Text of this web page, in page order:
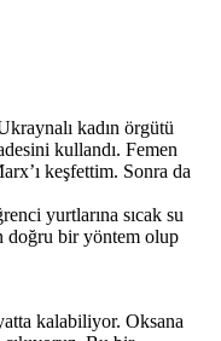
kadın örgütü
kullandı. Femen
keşfettim. Sonra da
yurtlarına sıcak su
doğru bir yöntem olup
kalabiliyor. Oksana